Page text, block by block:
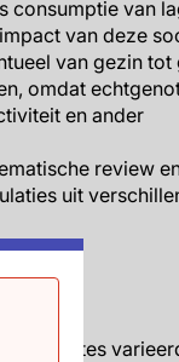
consumptie van
van deze
van gezin tot
omdat
en ander
review
uit
diabetes